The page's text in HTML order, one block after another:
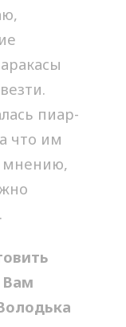
пиар-
что им
мнению,
Вам